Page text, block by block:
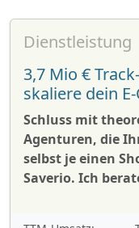
Dienstleistung
3,7 Mio €
skaliere dein
Schluss mit
Agenturen, die
selbst je einen
Saverio. Ich